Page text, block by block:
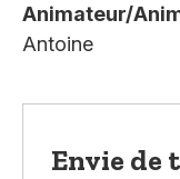
Animateur/
Antoine
Envie de